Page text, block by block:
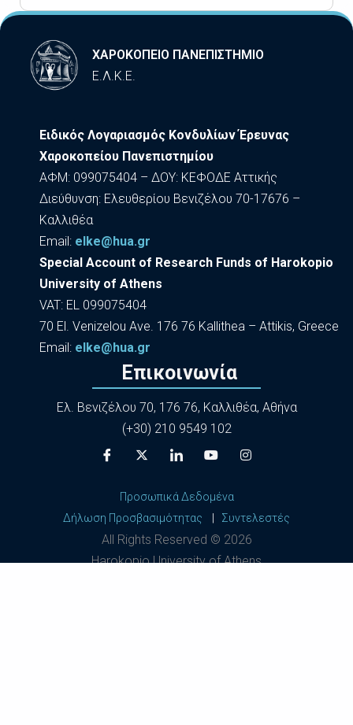
ΧΑΡΟΚΟΠΕΙΟ ΠΑΝΕΠΙΣΤΗΜΙΟ
Ε.Λ.Κ.Ε.
Ειδικός Λογαριασμός Κονδυλίων Έρευνας
Χαροκοπείου Πανεπιστημίου
ΑΦΜ: 099075404 – ΔΟΥ: ΚΕΦΟΔΕ Αττικής
Διεύθυνση: Ελευθερίου Βενιζέλου 70-17676 –
Καλλιθέα
Εmail: elke@hua.gr
Special Account of Research Funds of Harokopio
University of Athens
VAT: EL 099075404
70 El. Venizelou Ave. 176 76 Kallithea – Attikis, Greece
Εmail: elke@hua.gr
Επικοινωνία
Ελ. Βενιζέλου 70, 176 76, Καλλιθέα, Αθήνα
(+30) 210 9549 102
Προσωπικά Δεδομένα
Δήλωση Προσβασιμότητας
Συντελεστές
All Rights Reserved © 2026
Harokopio University of Athens